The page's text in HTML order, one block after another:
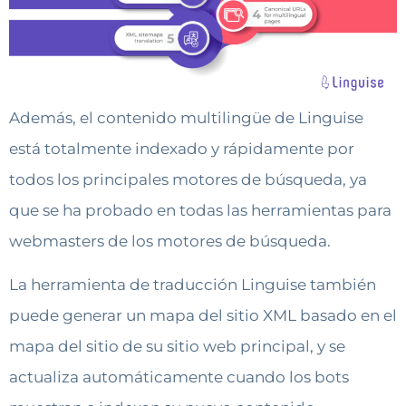
Además, el contenido multilingüe de Linguise
está totalmente indexado y rápidamente por
todos los principales motores de búsqueda, ya
que se ha probado en todas las herramientas para
webmasters de los motores de búsqueda.
La herramienta de traducción Linguise también
puede generar un mapa del sitio XML basado en el
mapa del sitio de su sitio web principal, y se
actualiza automáticamente cuando los bots